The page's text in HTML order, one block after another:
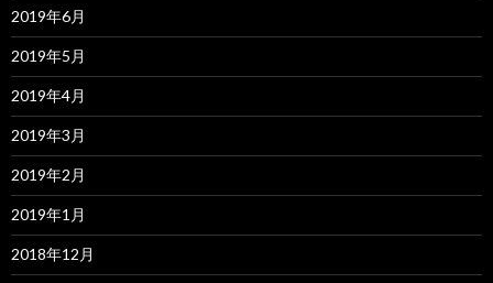
2019年6月
2019年5月
2019年4月
2019年3月
2019年2月
2019年1月
2018年12月